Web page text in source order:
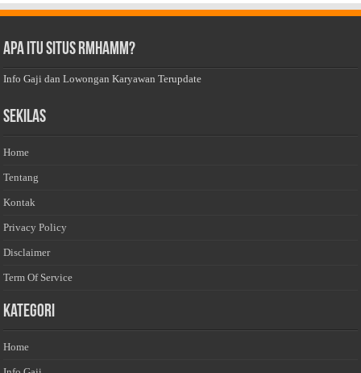
Apa Itu Situs Rmhamm?
Info Gaji dan Lowongan Karyawan Terupdate
Sekilas
Home
Tentang
Kontak
Privacy Policy
Disclaimer
Term Of Service
Kategori
Home